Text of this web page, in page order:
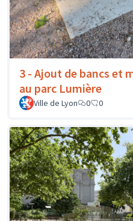
3 - Ajout de bancs et
au parc Lumière
Ville de Lyon 0 0